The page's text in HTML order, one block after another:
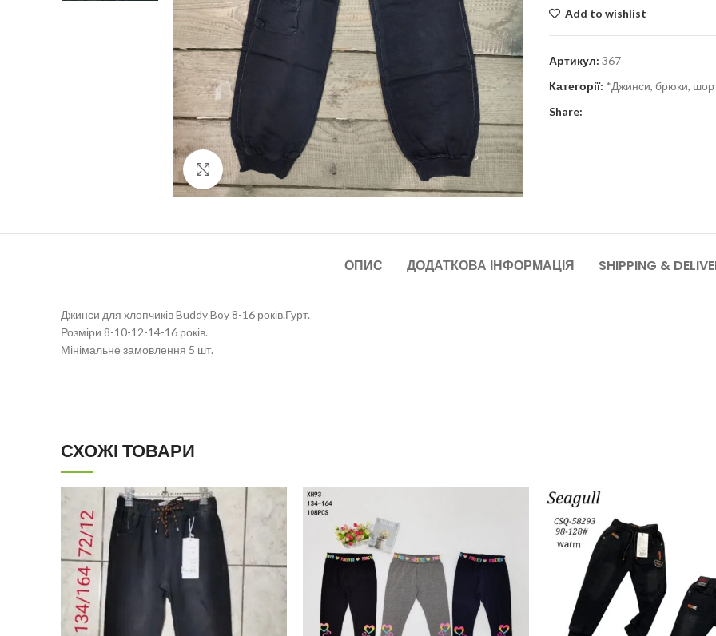
Click to enlarge
Add to wishlist
Артикул: 367
Категорії: *Джинси, брюки,
Share:
ОПИС ДОДАТКОВА ІНФОРМАЦІЯ SHIPPING &
Джинси для хлопчиків Buddy Boy 8-16 років.Гурт.
Розміри 8-10-12-14-16 років.
Мінімальне замовлення 5 шт.
СХОЖІ ТОВАРИ